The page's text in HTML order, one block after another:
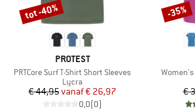
MERK
PROTEST
Artikel
PRTCore Surf T-Shirt Short Sleeves
Productgroep
Lycra
Prijs
€ 44,95 Verlaagde prijs
vanaf€ 26,97
0,0(0)
Korting
tot -40%
Artikel
Women's
€
Korting
-35%